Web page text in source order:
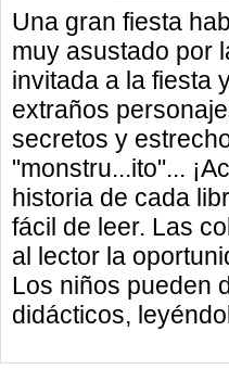
Una gran fiesta
muy asustado por
invitada a la fiesta
extraños
secretos y
"monstru...ito"...
historia de cada
fácil de leer. Las
al lector la
Los niños pueden
didácticos,